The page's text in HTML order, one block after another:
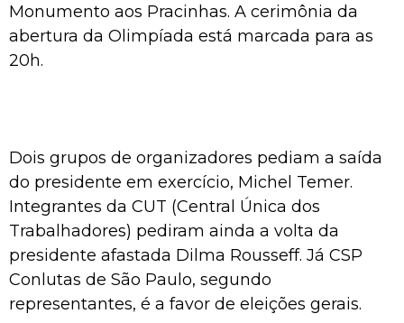
Monumento aos Pracinhas. A cerimônia da
abertura da Olimpíada está marcada para as
20h.
Dois grupos de organizadores pediam a saída
do presidente em exercício, Michel Temer.
Integrantes da CUT (Central Única dos
Trabalhadores) pediram ainda a volta da
presidente afastada Dilma Rousseff. Já CSP
Conlutas de São Paulo, segundo
representantes, é a favor de eleições gerais.